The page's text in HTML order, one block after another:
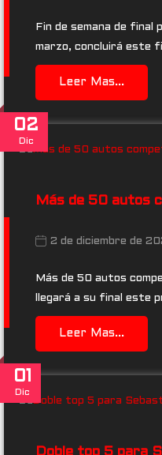
Fin de semana de final
marzo, concluirá este
Leer Mas...
02
Dic
Más de 50 autos
2 de diciembre de
Más de 50 autos
llegará a su final este
Leer Mas...
01
Dic
Doble top 5 para